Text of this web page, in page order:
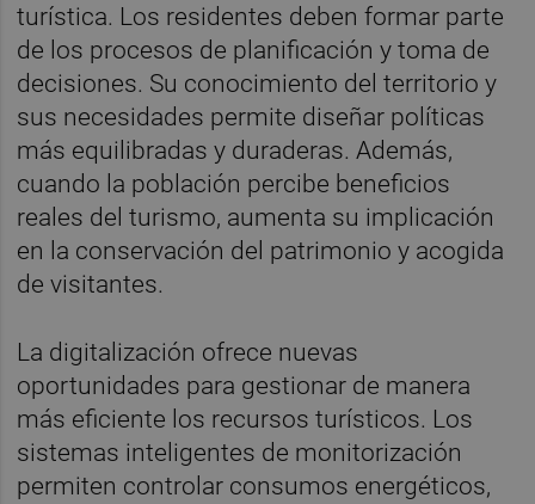
turística. Los residentes deben formar parte
de los procesos de planificación y toma de
decisiones. Su conocimiento del territorio y
sus necesidades permite diseñar políticas
más equilibradas y duraderas. Además,
cuando la población percibe beneficios
reales del turismo, aumenta su implicación
en la conservación del patrimonio y acogida
de visitantes.
La digitalización ofrece nuevas
oportunidades para gestionar de manera
más eficiente los recursos turísticos. Los
sistemas inteligentes de monitorización
permiten controlar consumos energéticos,